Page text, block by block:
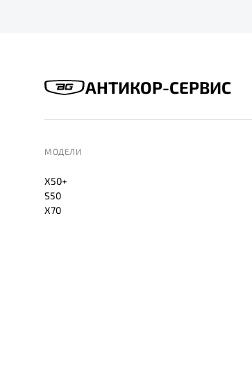
АНТИКОР-СЕРВИС
МОДЕЛИ
X50+
S50
X70